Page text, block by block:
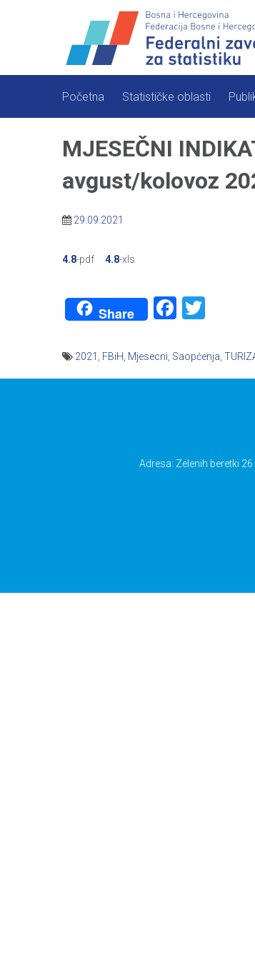
Početna Statističke oblasti
MJESEČNI
avgust/kolovoz
29.09.2021
4.8-pdf 4.8-xls
Share
2021 FBiH Mjesecni Saopćenja
Adresa: Zelenih beretki